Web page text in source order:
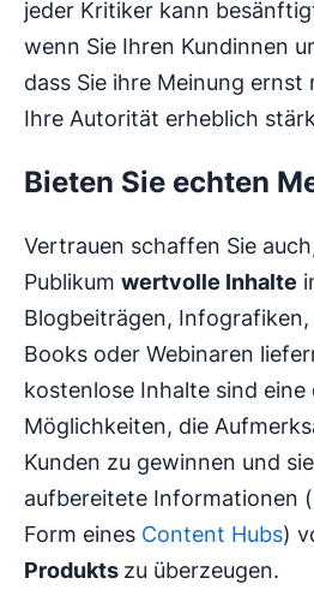
jeder Kritiker kann
wenn Sie Ihren Kundinnen
dass Sie ihre Meinung ernst
Ihre Autorität erheblich
Bieten Sie echten
Vertrauen schaffen Sie
Publikum wertvolle Inhalte
Blogbeiträgen, Infografiken,
Books oder Webinaren
kostenlose Inhalte sind eine
Möglichkeiten, die
Kunden zu gewinnen und
aufbereitete Informationen
Form eines Content Hubs)
Produkts zu überzeugen.